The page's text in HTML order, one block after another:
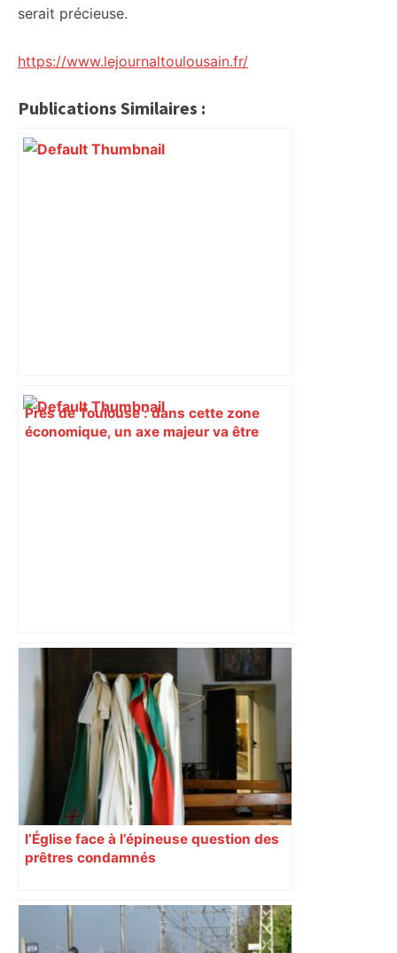
serait précieuse.
https://www.lejournaltoulousain.fr/
Publications Similaires :
Près de Toulouse : dans cette zone
économique, un axe majeur va être
Bilan du marché du logement neuf :
une lueur d'espoir pour l'immobilier à
Toulouse ? – Actu.fr
l’Église face à l’épineuse question des
prêtres condamnés